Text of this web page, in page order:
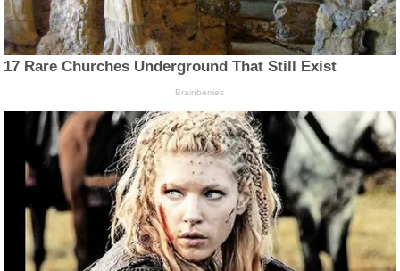
17 Rare Churches Underground That Still Exist
Brainberries